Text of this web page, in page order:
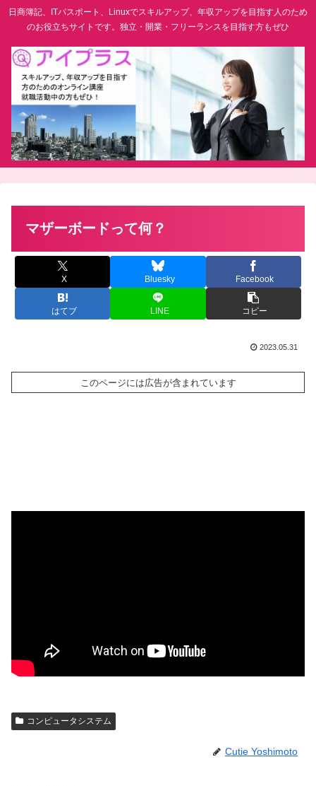
日商簿記、ITパスポート、Linuxでスキルアップ、年収アップを目指す人のため
のお役立ちサイトです。独立・開業・フリーランスを目指す方もぜひ
マザーボードって何？
X Bluesky Facebook
はてブ LINE コピー
2023.05.31
このページには広告が含まれています
コンピュータシステム
Cutie Yoshimoto